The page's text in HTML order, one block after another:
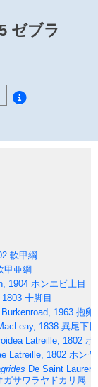
ゼブラ
軟甲綱
甲亜綱
1904 ホンエビ上目
十脚目
Burkenroad, 1963 抱卵
1838 異尾下目
Latreille, 1802 ホ
Latreille, 1802 ホン
De Saint
ガサワラヤドカリ属